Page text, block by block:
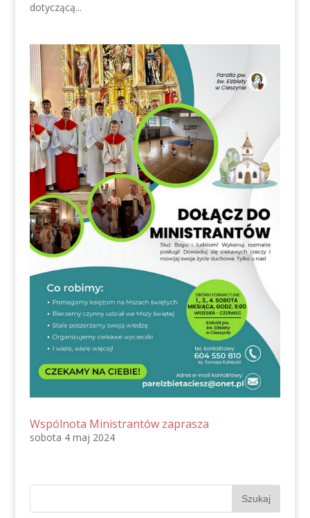
dotyczącą...
Wspólnota Ministrantów zaprasza
sobota 4 maj 2024